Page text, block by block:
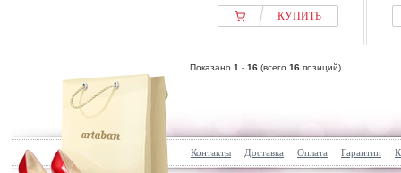
КУПИТЬ
Показано 1 - 16 (всего 16 позиций)
Контакты Доставка Оплата Гарантии